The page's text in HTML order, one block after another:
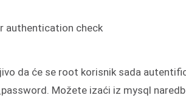
da će se root korisnik sada
Možete izaći iz mysql